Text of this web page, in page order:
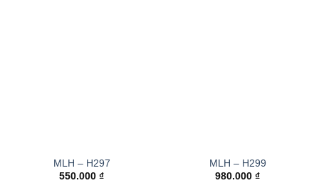
MLH – H297
550.000 ₫
MLH – H299
980.000 ₫